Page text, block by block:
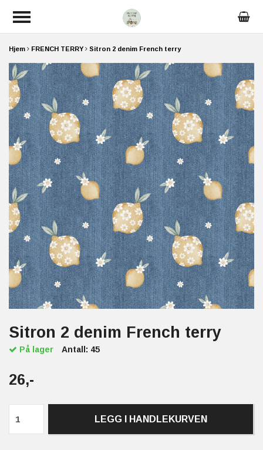
Hjem FRENCH TERRY Sitron 2 denim French terry
Sitron 2 denim French terry
På lager Antall: 45
26,-
LEGG I HANDLEKURVEN